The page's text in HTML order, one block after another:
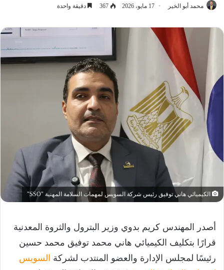
محمد أبو الخير 17 مايو، 2026 367 دقيقة واحدة
الكيميائي هاني توفيق رئيس شركة السويس لمهمات السلامة المهنية "SSO"
أصدر المهندس كريم بدوي وزير البترول والثروة المعدنية
قرارًا بتكليف الكيميائي هاني محمد توفيق محمد حسين
رئيسًا لمجلس الإدارة والعضو المنتدب لشركة السويس